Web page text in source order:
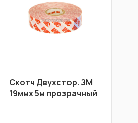
Скотч Двухстор. ЗМ
19ммх 5м прозрачный